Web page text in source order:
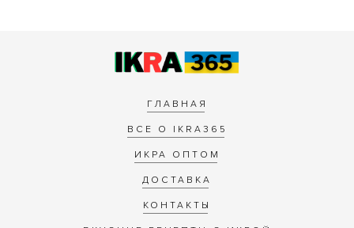
ГЛАВНАЯ
ВСЕ О IKRA365
ИКРА ОПТОМ
ДОСТАВКА
КОНТАКТЫ